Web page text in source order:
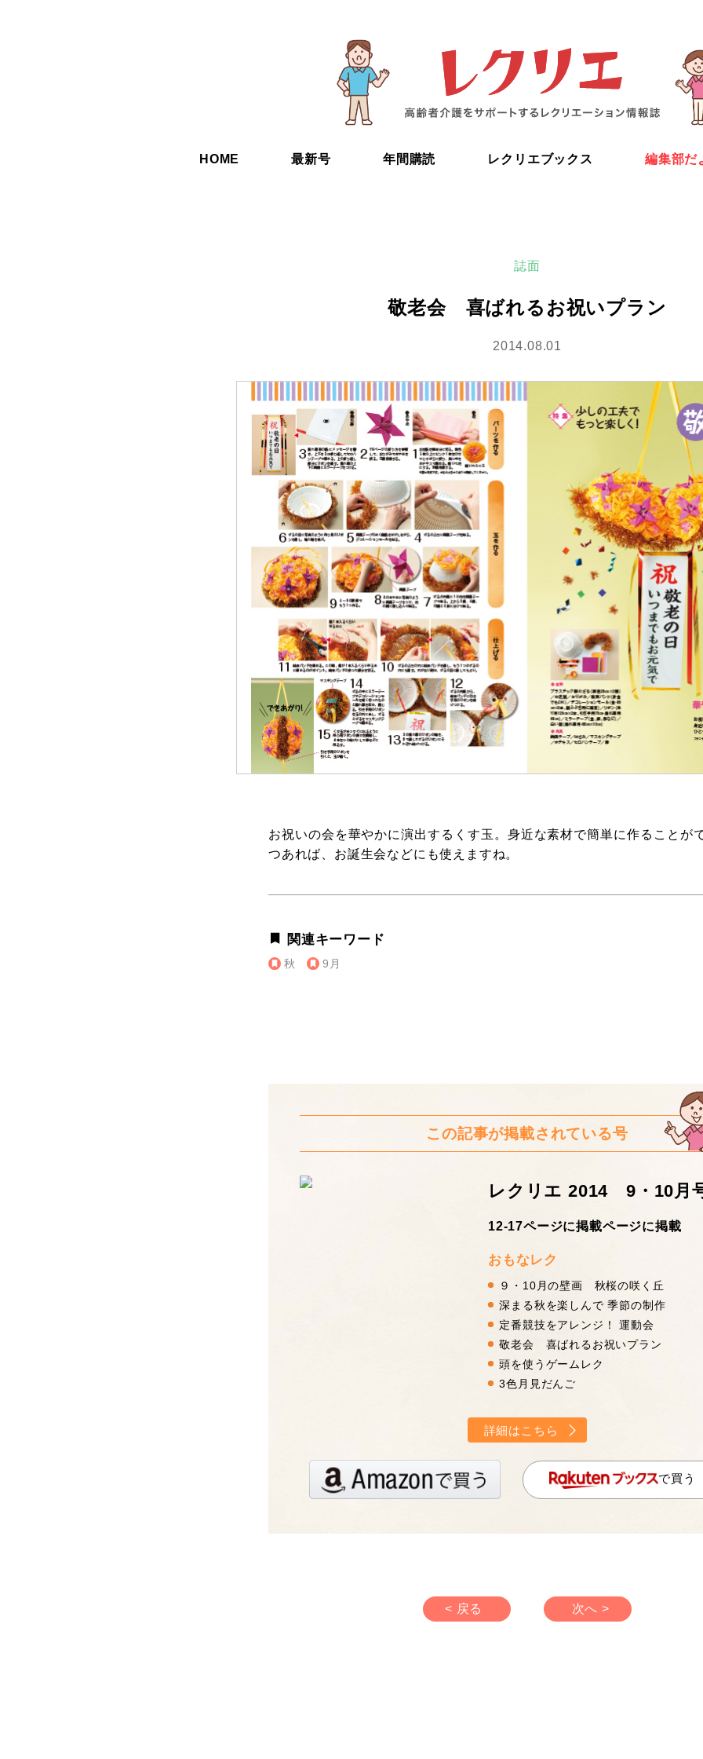
HOME 最新号 年間購読 レクリエブックス 編集部だ
誌面
敬老会 喜ばれるお祝いプラン
2014.08.01
お祝いの会を華やかに演出するくす玉。身近な素材で簡単に作ることが
つあれば、お誕生会などにも使えますね。
関連キーワード
秋 9月
この記事が掲載されている号
レクリエ 2014 9・10月
12-17ページに掲載ページに掲載
おもなレク
９・10月の壁画 秋桜の咲く丘
深まる秋を楽しんで 季節の制作
定番競技をアレンジ！ 運動会
敬老会 喜ばれるお祝いプラン
頭を使うゲームレク
3色月見だんご
詳細はこちら
で買う
< 戻る 次へ >